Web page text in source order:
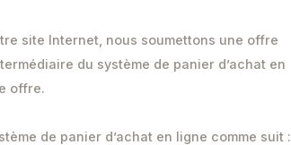
site Internet, nous soumettons une offre
du système de panier d’achat en
offre.
de panier d’achat en ligne comme suit :